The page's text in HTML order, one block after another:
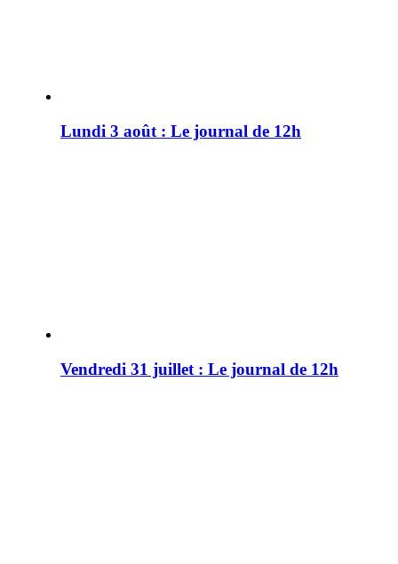
Lundi 3 août : Le journal de 12h
Vendredi 31 juillet : Le journal de 12h